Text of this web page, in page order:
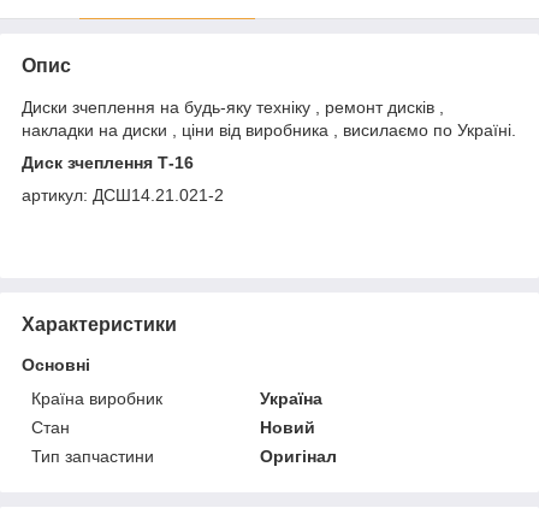
Опис
Диски зчеплення на будь-яку техніку , ремонт дисків ,
накладки на диски , ціни від виробника , висилаємо по Україні.
Диск зчеплення Т-16
артикул: ДСШ14.21.021-2
Характеристики
Основні
Країна виробник
Україна
Стан
Новий
Тип запчастини
Оригінал